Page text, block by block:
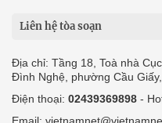
Liên hệ tòa soạn
Địa chỉ: Tầng 18, Toà nhà
Đình Nghệ, phường Cầu Giấy,
Điện thoại: 02439369898 -
Email: